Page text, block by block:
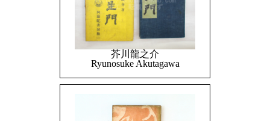
芥川龍之介
Ryunosuke Akutagawa